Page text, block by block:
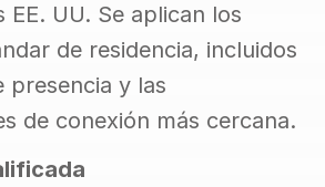
EE. UU. Se aplican los
de residencia, incluidos
presencia y las
de conexión más cercana.